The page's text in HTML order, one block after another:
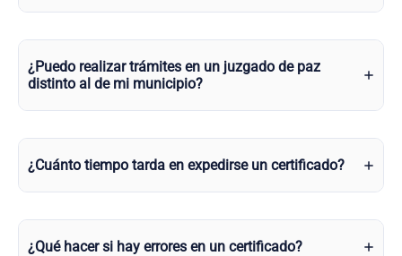
¿Puedo realizar trámites en un juzgado de paz
distinto al de mi municipio?
¿Cuánto tiempo tarda en expedirse un certificado?
¿Qué hacer si hay errores en un certificado?